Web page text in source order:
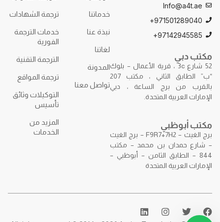
Info@a4t.ae
971501289040+
97142945585+
مكتب دبي
52 شارع 3c ، قرية الأعمال – بلوك
“ب” الطابق الثاني ، مكتب 207
بالقرب من برج الساعة ، دبي
الإمارات العربية المتحدة.
مكتب أبوظبي
برج الغيث – F9R7+7H2 – برج الغيث
– شارع حمدان بن محمد – مكتب
844 – الطابق الثامن – أبوظبي –
الإمارات العربية المتحدة
خدماتنا
نبذة عنا
لغاتنا
المدونة
تواصل معنا
ترجمة الشهادات
خدمات الترجمة
الفورية
الترجمة التقنية
ترجمة المواقع
التوكيلات وثائق
تأسيس
المزيد من
الخدمات